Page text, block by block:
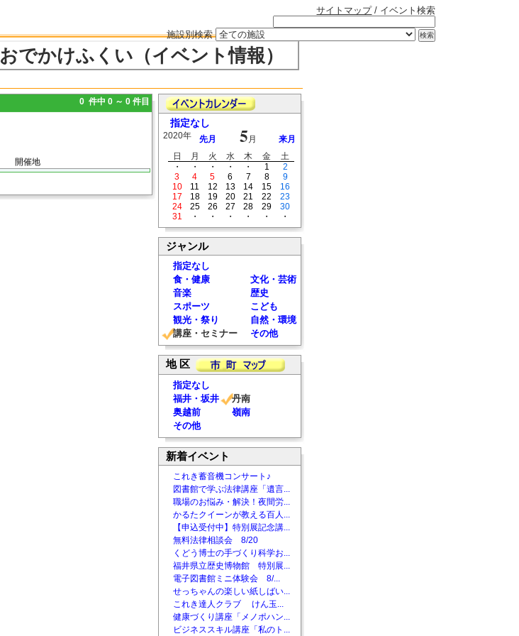
サイトマップ/ イベント検索
施設別検索
おでかけふくい（イベント情報）
0 件中 0 ～ 0 件目
開催地
指定なし
2020年 先月 5 月
来月
日
月 火 水 木 金
土
・
・ ・ ・ ・ 1
2
3
4 5 6 7 8
9
10
11 12 13 14 15
16
17
18 19 20 21 22
23
24
25 26 27 28 29
30
31
・ ・ ・ ・ ・ ・
ジャンル
指定なし
食・健康
文化・芸術
音楽
歴史
スポーツ
こども
観光・祭り
自然・環境
講座・セミナー
その他
地 区
指定なし
福井・坂井
丹南
奥越前
嶺南
その他
新着イベント
これき蓄音機コンサート♪
図書館で学ぶ法律講座「遺言...
職場のお悩み・解決！夜間労...
かるたクイーンが教える百人...
【申込受付中】特別展記念講...
無料法律相談会 8/20
くどう博士の手づくり科学お...
福井県立歴史博物館 特別展...
電子図書館ミニ体験会 8/...
せっちゃんの楽しい紙しばい...
これき達人クラブ けん玉...
健康づくり講座「メノポハン...
ビジネススキル講座「私のト...